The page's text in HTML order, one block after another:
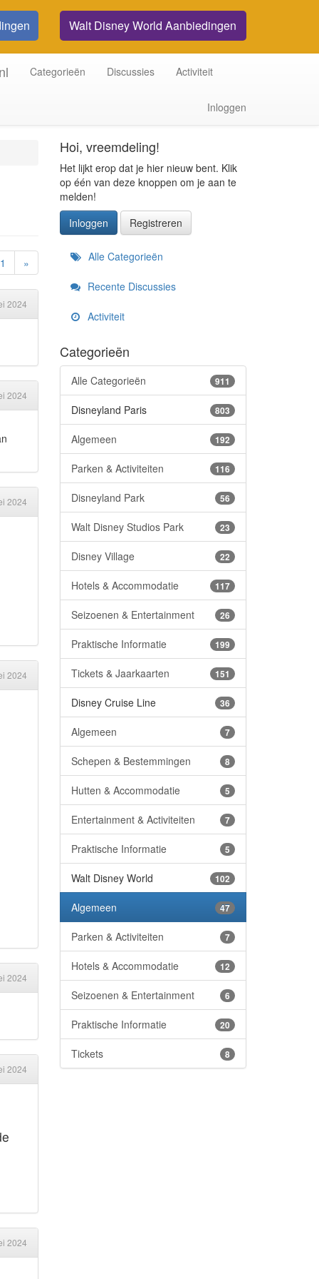
Walt Disney World Aanbiedingen
Categorieën Discussies Activiteit
Inloggen
»
2024
2024
2024
2024
2024
2024
2024
Hoi, vreemdeling!
Het lijkt erop dat je hier nieuw bent. Klik
op één van deze knoppen om je aan te
melden!
Inloggen
Registreren
Snelkoppelingen
Alle Categorieën
Recente Discussies
Activiteit
Categorieën
911
Alle Categorieën
803
Disneyland Paris
192
Algemeen
116
Parken & Activiteiten
56
Disneyland Park
23
Walt Disney Studios Park
22
Disney Village
117
Hotels & Accommodatie
26
Seizoenen & Entertainment
199
Praktische Informatie
151
Tickets & Jaarkaarten
36
Disney Cruise Line
7
Algemeen
8
Schepen & Bestemmingen
5
Hutten & Accommodatie
7
Entertainment & Activiteiten
5
Praktische Informatie
102
Walt Disney World
47
Algemeen
7
Parken & Activiteiten
12
Hotels & Accommodatie
6
Seizoenen & Entertainment
20
Praktische Informatie
8
Tickets